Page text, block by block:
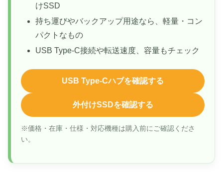
けSSD
持ち運びやバックアップ用途なら、軽量・コン
パクトなもの
USB Type-C接続や転送速度、容量もチェック
USB Type-Cハブを確認する
外付けSSDを確認する
※価格・在庫・仕様・対応機種は購入前にご確認くださ
い。